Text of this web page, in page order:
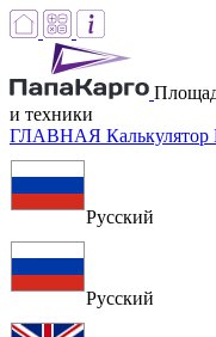
и техники
ГЛАВНАЯ Калькулятор
Русский
Русский